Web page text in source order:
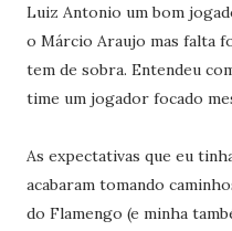
Luiz Antonio um bom
o Márcio Araujo mas falta
tem de sobra. Entendeu
time um jogador focado
As expectativas que eu
acabaram tomando
do Flamengo (e minha